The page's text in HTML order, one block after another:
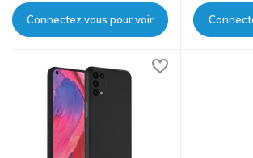
Connectez vous pour voir